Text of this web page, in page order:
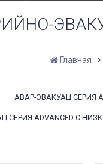
Главная
АВАР-ЭВАКУАЦ СЕРИЯ
СЕРИЯ ADVANCED С